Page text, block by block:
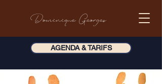
Dominique Georges
AGENDA & TARIFS